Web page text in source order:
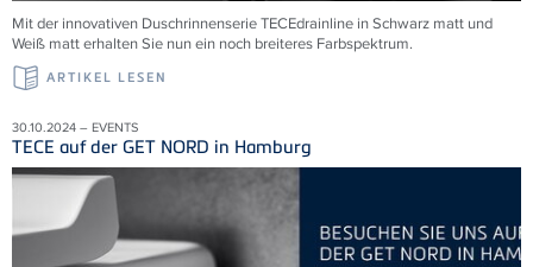
Mit der innovativen DuschrinnenserieTECEdrainline in Schwarz matt und
Weiß matt erhalten Sie nun ein noch breiteres Farbspektrum.
ARTIKEL LESEN
30.10.2024 – EVENTS
TECE auf der GET NORD in Hamburg